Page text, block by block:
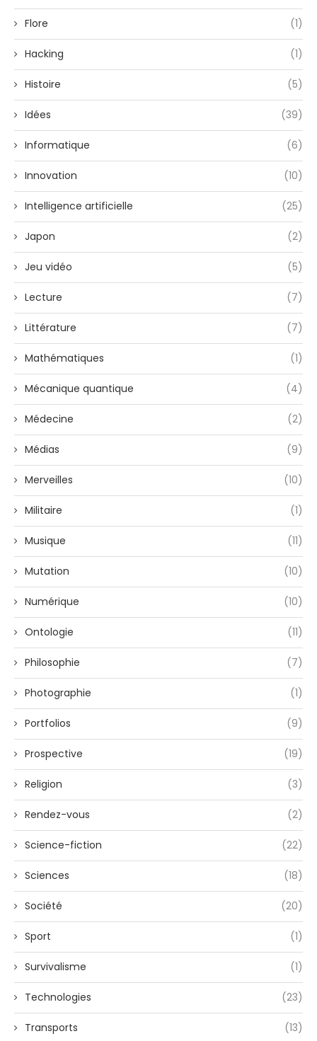
Flore (1)
Hacking (1)
Histoire (5)
Idées (39)
Informatique (6)
Innovation (10)
Intelligence artificielle (25)
Japon (2)
Jeu vidéo (5)
Lecture (7)
Littérature (7)
Mathématiques (1)
Mécanique quantique (4)
Médecine (2)
Médias (9)
Merveilles (10)
Militaire (1)
Musique (11)
Mutation (10)
Numérique (10)
Ontologie (11)
Philosophie (7)
Photographie (1)
Portfolios (9)
Prospective (19)
Religion (3)
Rendez-vous (2)
Science-fiction (22)
Sciences (18)
Société (20)
Sport (1)
Survivalisme (1)
Technologies (23)
Transports (13)